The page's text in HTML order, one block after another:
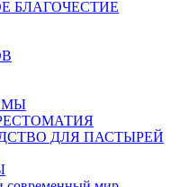
БЛАГОЧЕСТИЕ
ДЛЯ ПАСТЫРЕЙ